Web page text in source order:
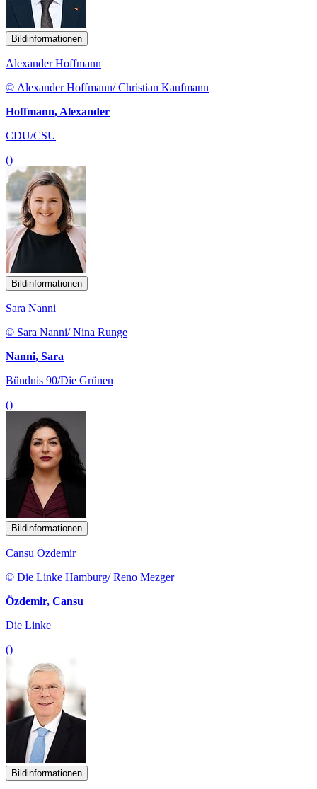
Bildinformationen
Alexander Hoffmann
© Alexander Hoffmann/ Christian Kaufmann
Hoffmann, Alexander
CDU/CSU
()
Bildinformationen
Sara Nanni
© Sara Nanni/ Nina Runge
Nanni, Sara
Bündnis 90/Die Grünen
()
Bildinformationen
Cansu Özdemir
© Die Linke Hamburg/ Reno Mezger
Özdemir, Cansu
Die Linke
()
Bildinformationen